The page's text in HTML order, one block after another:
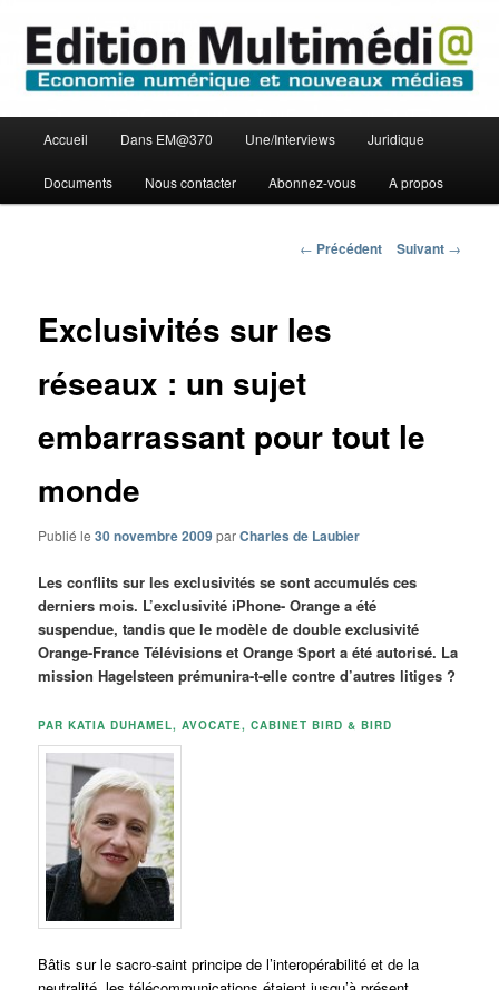
contenu
principalEdition Multimédi@
principal
Accueil Dans EM@370 Une/Interviews Juridique
Documents Nous contacter Abonnez-vous A propos
Navigation
← Précédent Suivant →
Exclusivités sur les
réseaux : un sujet
embarrassant pour tout le
monde
Publié le30 novembre 2009parCharles de Laubier
Les conflits sur les exclusivités se sont accumulés ces
derniers mois. L’exclusivité iPhone- Orange a été
suspendue, tandis que le modèle de double exclusivité
Orange-France Télévisions et Orange Sport a été autorisé. La
mission Hagelsteen prémunira-t-elle contre d’autres litiges ?
PAR KATIA DUHAMEL, AVOCATE, CABINET BIRD & BIRD
Bâtis sur le sacro-saint principe de l’interopérabilité et de la